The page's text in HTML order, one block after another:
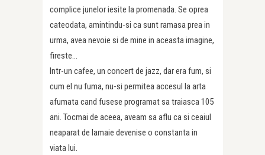
complice junelor iesite la promenada. Se oprea
cateodata, amintindu-si ca sunt ramasa prea in
urma, avea nevoie si de mine in aceasta imagine,
fireste…
Intr-un cafee, un concert de jazz, dar era fum, si
cum el nu fuma, nu-si permitea accesul la arta
afumata cand fusese programat sa traiasca 105
ani. Tocmai de aceea, aveam sa aflu ca si ceaiul
neaparat de lamaie devenise o constanta in
viata lui.